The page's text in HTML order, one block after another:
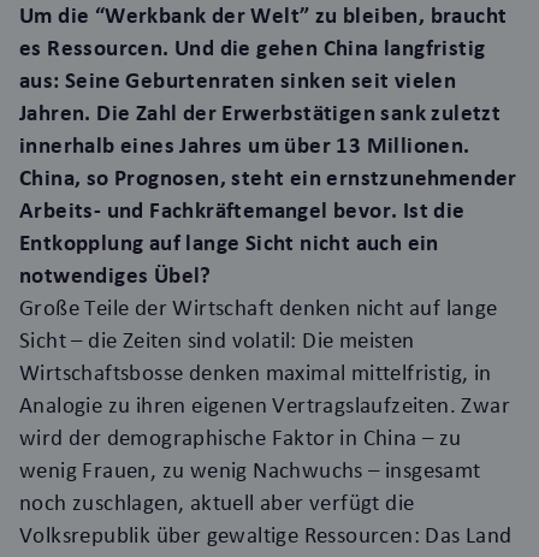
Um die “Werkbank der Welt” zu bleiben, braucht
es Ressourcen. Und die gehen China langfristig
aus: Seine Geburtenraten sinken seit vielen
Jahren. Die Zahl der Erwerbstätigen sank zuletzt
innerhalb eines Jahres um über 13 Millionen.
China, so Prognosen, steht ein ernstzunehmender
Arbeits- und Fachkräftemangel bevor. Ist die
Entkopplung auf lange Sicht nicht auch ein
notwendiges Übel?
Große Teile der Wirtschaft denken nicht auf lange
Sicht – die Zeiten sind volatil: Die meisten
Wirtschaftsbosse denken maximal mittelfristig, in
Analogie zu ihren eigenen Vertragslaufzeiten. Zwar
wird der demographische Faktor in China – zu
wenig Frauen, zu wenig Nachwuchs – insgesamt
noch zuschlagen, aktuell aber verfügt die
Volksrepublik über gewaltige Ressourcen: Das Land